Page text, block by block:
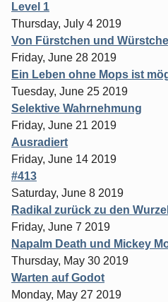
Level 1
Thursday, July 4 2019
Von Fürstchen und
Friday, June 28 2019
Ein Leben ohne Mops ist
Tuesday, June 25 2019
Selektive Wahrnehmung
Friday, June 21 2019
Ausradiert
Friday, June 14 2019
#413
Saturday, June 8 2019
Radikal zurück zu den
Friday, June 7 2019
Napalm Death und Mickey
Thursday, May 30 2019
Warten auf Godot
Monday, May 27 2019